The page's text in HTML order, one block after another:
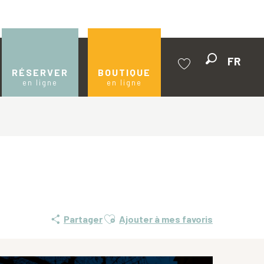
RÉSERVER
en ligne
BOUTIQUE
en ligne
FR
PartagerAjouter aux favoris
Ajouter à mes favoris